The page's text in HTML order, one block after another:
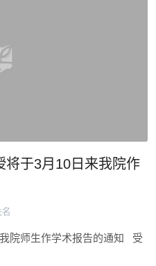
将于3月10日来我院作
院师生作学术报告的通知 受